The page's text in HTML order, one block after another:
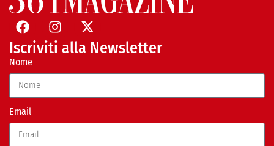
Iscriviti alla Newsletter
Nome
Email